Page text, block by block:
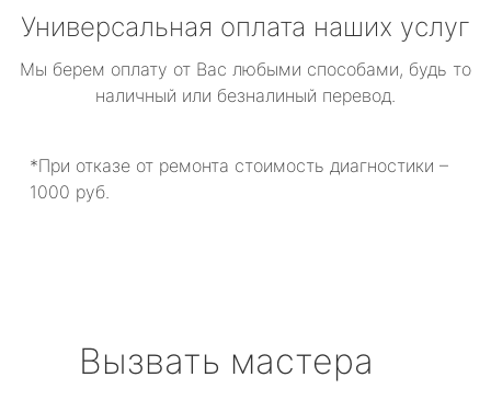
Универсальная оплата наших услуг
Мы берем оплату от Вас любыми способами, будь то
наличный или безналиный перевод.
*При отказе от ремонта стоимость диагностики –
1000 руб.
Вызвать мастера